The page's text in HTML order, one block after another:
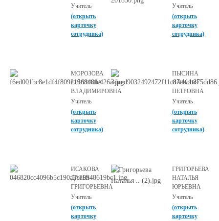
Учитель
(открыть
карточку
сотрудника)
Учитель
(открыть
карточку
сотрудника)
МОРОЗОВА
СВЕТЛАНА
ВЛАДИМИРОВНА
Учитель
(открыть
карточку
сотрудника)
ПЫСИНА
НАТАЛЬЯ
ПЕТРОВНА
Учитель
(открыть
карточку
сотрудника)
ИСАКОВА
ДАРЬЯ
ГРИГОРЬЕВНА
Учитель
(открыть
карточку
ГРИГОРЬЕВА
НАТАЛЬЯ
ЮРЬЕВНА
Учитель
(открыть
карточку